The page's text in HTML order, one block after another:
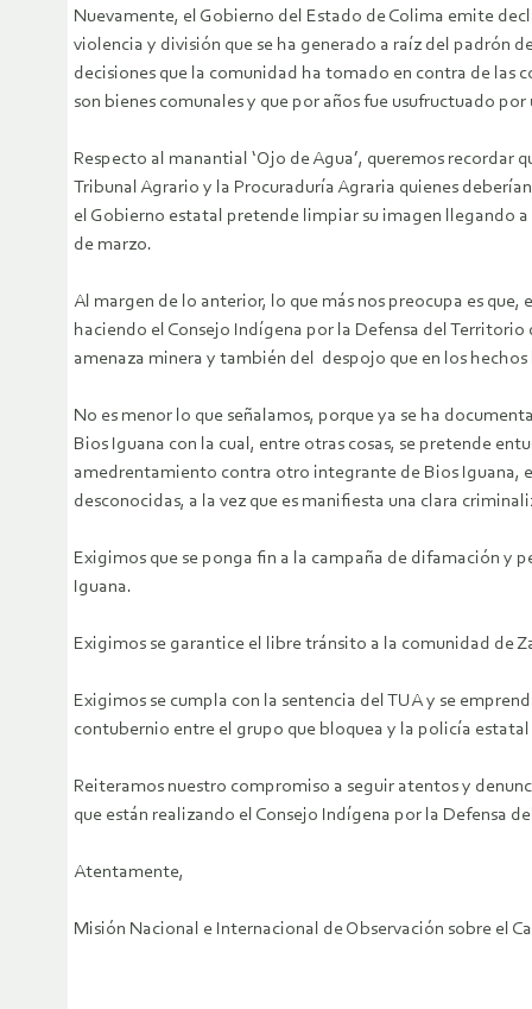
Nuevamente, el Gobierno del Estado de Colima emite
violencia y división que se ha generado a raíz del padrón
decisiones que la comunidad ha tomado en contra de las
son bienes comunales y que por años fue usufructuado
Respecto al manantial ‘Ojo de Agua’, queremos recordar
Tribunal Agrario y la Procuraduría Agraria quienes
el Gobierno estatal pretende limpiar su imagen llegando
de marzo.
Al margen de lo anterior, lo que más nos preocupa es
haciendo el Consejo Indígena por la Defensa del
amenaza minera y también del despojo que en los
No es menor lo que señalamos, porque ya se ha
Bios Iguana con la cual, entre otras cosas, se pretende
amedrentamiento contra otro integrante de Bios Iguana,
desconocidas, a la vez que es manifiesta una clara
Exigimos que se ponga fin a la campaña de difamación y
Iguana.
Exigimos se garantice el libre tránsito a la comunidad de
Exigimos se cumpla con la sentencia del TUA y se
contubernio entre el grupo que bloquea y la policía
Reiteramos nuestro compromiso a seguir atentos y
que están realizando el Consejo Indígena por la Defensa
Atentamente,
Misión Nacional e Internacional de Observación sobre el